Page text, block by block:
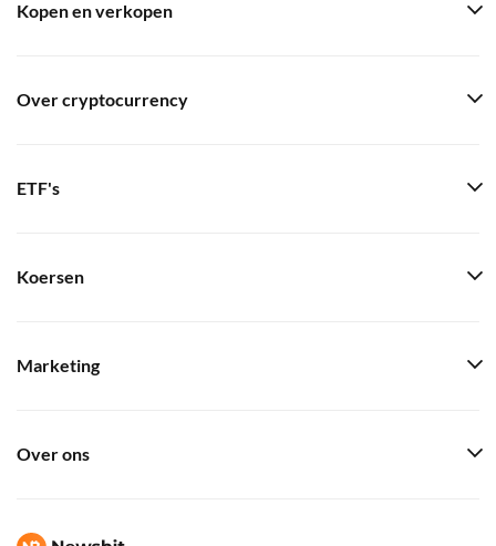
Kopen en verkopen
Over cryptocurrency
ETF's
Koersen
Marketing
Over ons